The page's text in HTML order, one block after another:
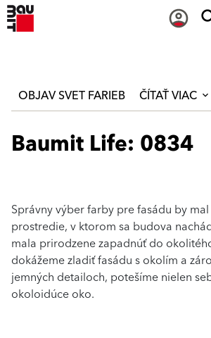
OBJAV SVET FARIEB ČÍTAŤ VIAC
Baumit Life: 0834
Správny výber farby pre fasádu by
prostredie, v ktorom sa budova
mala prirodzene zapadnúť do
dokážeme zladiť fasádu s okolím a
jemných detailoch, potešíme nielen
okoloidúce oko.